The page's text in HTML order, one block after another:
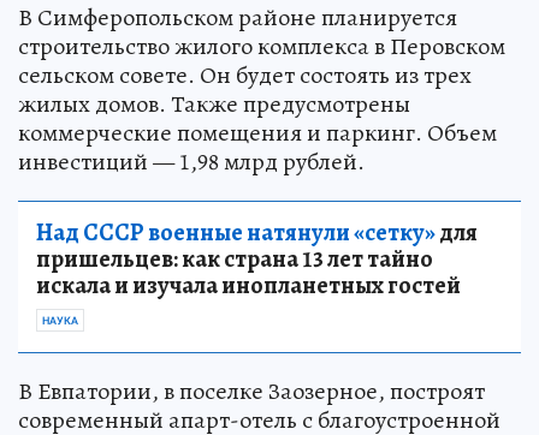
В Симферопольском районе планируется
строительство жилого комплекса в Перовском
сельском совете. Он будет состоять из трех
жилых домов. Также предусмотрены
коммерческие помещения и паркинг. Объем
инвестиций — 1,98 млрд рублей.
Над СССР военные натянули «сетку»для
пришельцев: как страна 13 лет тайно
искала и изучала инопланетных гостей
НАУКА
В Евпатории, в поселке Заозерное, построят
современный апарт-отель с благоустроенной